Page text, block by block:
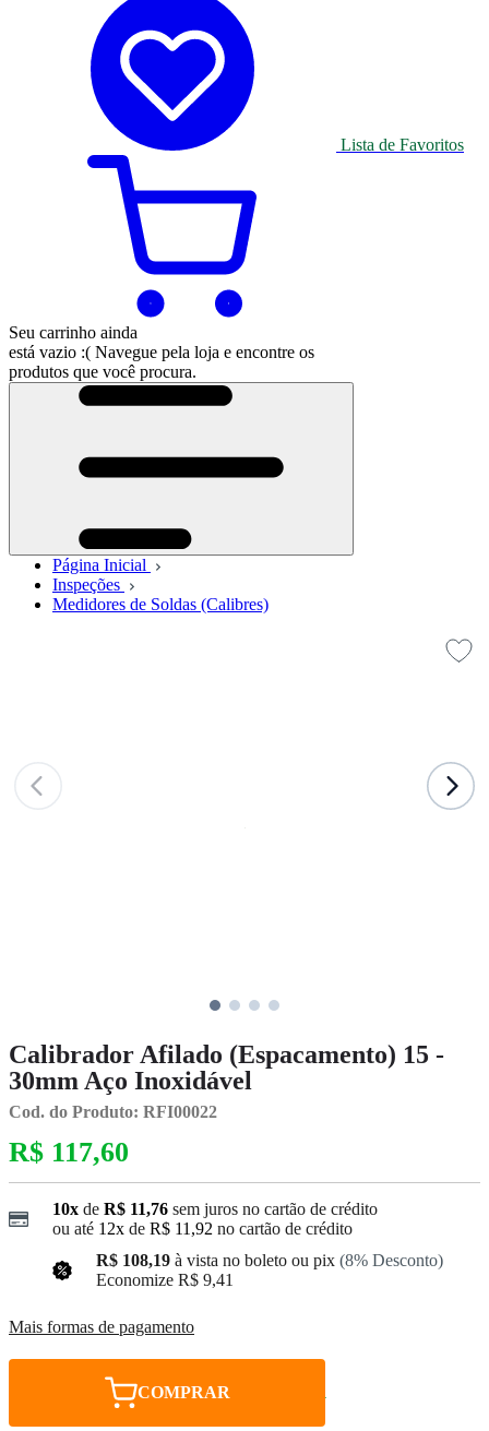
Lista de Favoritos
Seu carrinho ainda
está vazio :( Navegue pela loja e encontre os
produtos que você procura.
Página Inicial
Inspeções
Medidores de Soldas (Calibres)
Calibrador Afilado (Espacamento) 15 -
30mm Aço Inoxidável
Cod. do Produto: RFI00022
R$ 117,60
10x de R$ 11,76 sem juros no cartão de crédito
ou até 12x de R$ 11,92 no cartão de crédito
R$ 108,19 à vista no boleto ou pix (8% Desconto)
Economize R$ 9,41
Mais formas de pagamento
COMPRAR